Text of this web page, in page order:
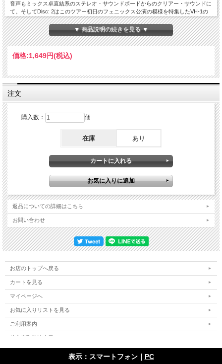
音声もミックス卓直結系のステレオ・サウンドボードからのクリアー・サウンドに
て。そしてDisc: 2はこのツアー初日のフェニックス公演の模様を特集したVH-1の
TVプログラムからの収録で、レポーターがなんとテッド・ニュージェントが務め
ており、ライブだけでなく、バックステージでのインタビューやKISSヒストリー
をまとめたミニコーナーなど、バラエティーに富んだ内容によるもの。なおこちら
も従来よりもはるかにクオリティーUPした映像マスターを用いており、オリジナ
ル4人による「FAREWELL Tou」の記録としても必見のトータル1時間34分。Disc 1
: 1. Detroit Rock City 2. Shout It Out Loud (snippet) 3. Let Me Go, Rock 'N' Roll 4.
Years 10. Paul's MC 11. Love Gun 12. I Still Love You 13. Black Diamond 14. Beth
15. Rock And Roll All Nite at Pine Knob Music Theatre, Clarkston, MI, USA 12th
September 2000 : PRO-SHOT COLOUR NTSC Approx.67min. Disc 2 : 1.
Programme Intro 2. Ted Nugent Intro [Kisstory 1] 3. Ted Nugent Intro [Tour Date] 4.
show/Opening 8. Intro 9. Detroit Rock City 10. Shout It Out Loud 11. Heaven's On
Fire US :VH1 / Farewell Tour Opening Night 2000 : Opening night of the Kiss
Farewell Tour hosted by Ted Nugent / Blockbuster Desert Sky Pavilion, Phoenix, AZ,
USA 11th March 2000 : PRO-SHOT COLOUR NTSC Approx.28min.Paul Stanley -
Guitar, Vocal / Gene Simmons - Bass, Vocal / Ace Frehley - Guitar / Peter Criss -
▼ 商品説明の続きを見る ▼
価格:1,649円(税込)
注文
購入数： 個
在庫 あり
返品についての詳細はこちら
お問い合わせ
お店のトップへ戻る
カートを見る
マイページへ
お気に入りリストを見る
ご利用案内
特定商取引法表示
表示：スマートフォン｜ PC